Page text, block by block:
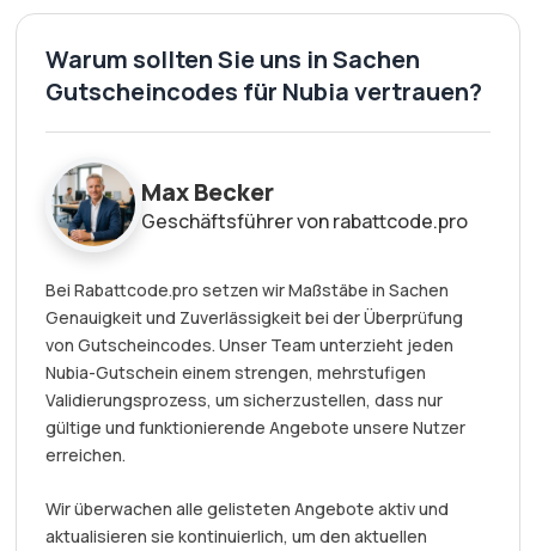
Warum sollten Sie uns in Sachen
Gutscheincodes für Nubia vertrauen?
Max Becker
Geschäftsführer von rabattcode.pro
Bei Rabattcode.pro setzen wir Maßstäbe in Sachen
Genauigkeit und Zuverlässigkeit bei der Überprüfung
von Gutscheincodes. Unser Team unterzieht jeden
Nubia-Gutschein einem strengen, mehrstufigen
Validierungsprozess, um sicherzustellen, dass nur
gültige und funktionierende Angebote unsere Nutzer
erreichen.
Wir überwachen alle gelisteten Angebote aktiv und
aktualisieren sie kontinuierlich, um den aktuellen